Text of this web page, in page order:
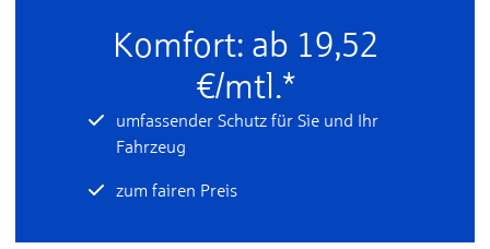
Komfort: ab 19,52
€/mtl.*
umfassender Schutz für Sie und Ihr
Fahrzeug
zum fairen Preis